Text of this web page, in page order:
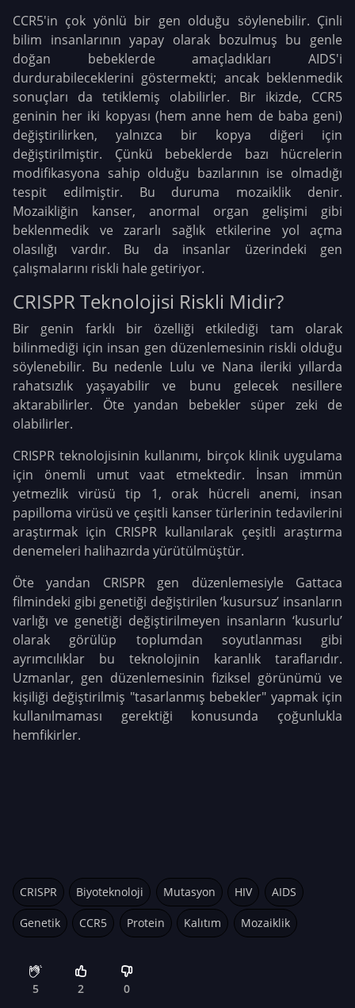
CCR5'in çok yönlü bir gen olduğu söylenebilir. Çinli
bilim insanlarının yapay olarak bozulmuş bu genle
doğan bebeklerde amaçladıkları AIDS'i
durdurabileceklerini göstermekti; ancak beklenmedik
sonuçları da tetiklemiş olabilirler. Bir ikizde, CCR5
geninin her iki kopyası (hem anne hem de baba geni)
değiştirilirken, yalnızca bir kopya diğeri için
değiştirilmiştir. Çünkü bebeklerde bazı hücrelerin
modifikasyona sahip olduğu bazılarının ise olmadığı
tespit edilmiştir. Bu duruma mozaiklik denir.
Mozaikliğin kanser, anormal organ gelişimi gibi
beklenmedik ve zararlı sağlık etkilerine yol açma
olasılığı vardır. Bu da insanlar üzerindeki gen
çalışmalarını riskli hale getiriyor.
CRISPR Teknolojisi Riskli Midir?
Bir genin farklı bir özelliği etkilediği tam olarak
bilinmediği için insan gen düzenlemesinin riskli olduğu
söylenebilir. Bu nedenle Lulu ve Nana ileriki yıllarda
rahatsızlık yaşayabilir ve bunu gelecek nesillere
aktarabilirler. Öte yandan bebekler süper zeki de
olabilirler.
CRISPR teknolojisinin kullanımı, birçok klinik uygulama
için önemli umut vaat etmektedir. İnsan immün
yetmezlik virüsü tip 1, orak hücreli anemi, insan
papilloma virüsü ve çeşitli kanser türlerinin tedavilerini
araştırmak için CRISPR kullanılarak çeşitli araştırma
denemeleri halihazırda yürütülmüştür.
Öte yandan CRISPR gen düzenlemesiyle Gattaca
filmindeki gibi genetiği değiştirilen ‘kusursuz’ insanların
varlığı ve genetiği değiştirilmeyen insanların ‘kusurlu’
olarak görülüp toplumdan soyutlanması gibi
ayrımcılıklar bu teknolojinin karanlık taraflarıdır.
Uzmanlar, gen düzenlemesinin fiziksel görünümü ve
kişiliği değiştirilmiş "tasarlanmış bebekler" yapmak için
kullanılmaması gerektiği konusunda çoğunlukla
hemfikirler.
CRISPR Biyoteknoloji Mutasyon HIV AIDS
Genetik CCR5 Protein Kalıtım Mozaiklik
5 2 0